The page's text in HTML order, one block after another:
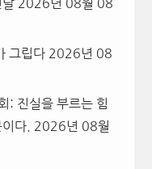
2026년 08월 08
그립다 2026년 08
: 진실을 부르는 힘
다.
2026년 08월